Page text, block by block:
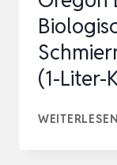
(1-Liter-
WEITERLESEN